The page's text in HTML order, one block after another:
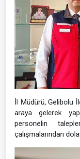
İl Müdürü, Gelibolu
araya gelerek
personelin
çalışmalarından